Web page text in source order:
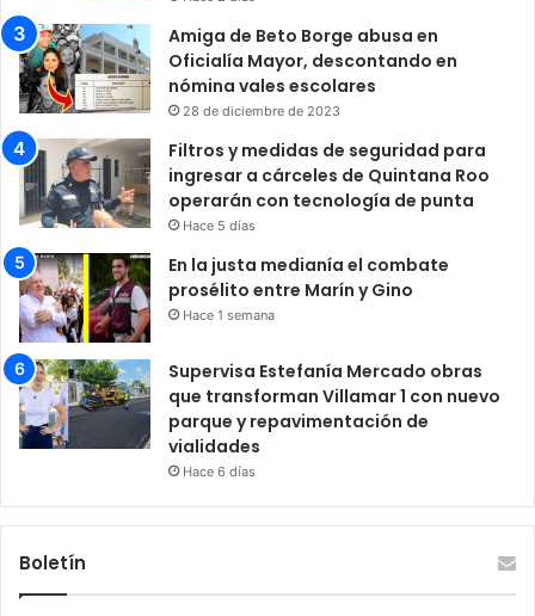
Amiga de Beto Borge abusa en
Oficialía Mayor, descontando en
nómina vales escolares
28 de diciembre de 2023
Filtros y medidas de seguridad para
ingresar a cárceles de Quintana Roo
operarán con tecnología de punta
Hace 5 días
En la justa medianía el combate
prosélito entre Marín y Gino
Hace 1 semana
Supervisa Estefanía Mercado obras
que transforman Villamar 1 con nuevo
parque y repavimentación de
vialidades
Hace 6 días
Boletín